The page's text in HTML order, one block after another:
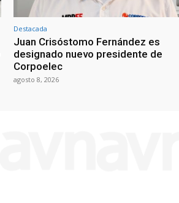
Destacada
Juan Crisóstomo Fernández es
designado nuevo presidente de
Corpoelec
agosto 8, 2026